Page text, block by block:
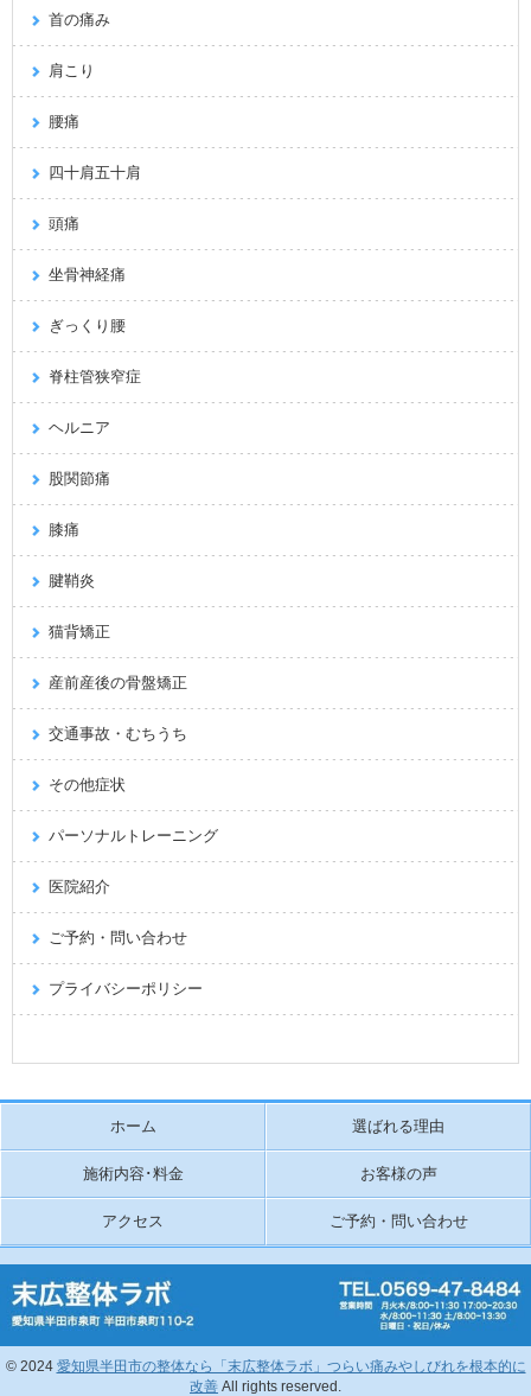
首の痛み
肩こり
腰痛
四十肩五十肩
頭痛
坐骨神経痛
ぎっくり腰
脊柱管狭窄症
ヘルニア
股関節痛
膝痛
腱鞘炎
猫背矯正
産前産後の骨盤矯正
交通事故・むちうち
その他症状
パーソナルトレーニング
医院紹介
ご予約・問い合わせ
プライバシーポリシー
ホーム 選ばれる理由
施術内容･料金 お客様の声
アクセス ご予約・問い合わせ
© 2024 愛知県半田市の整体なら「末広整体ラボ」つらい痛みやしびれを根本的に
改善 All rights reserved.